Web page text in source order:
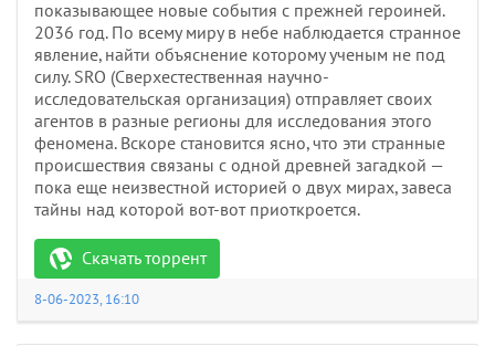
показывающее новые события с прежней героиней.
2036 год. По всему миру в небе наблюдается странное
явление, найти объяснение которому ученым не под
силу. SRO (Сверхестественная научно-
исследовательская организация) отправляет своих
агентов в разные регионы для исследования этого
феномена. Вскоре становится ясно, что эти странные
происшествия связаны с одной древней загадкой —
пока еще неизвестной историей о двух мирах, завеса
тайны над которой вот-вот приоткроется.
Скачать торрент
8-06-2023, 16:10